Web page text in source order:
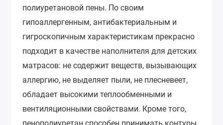
полиуретановой пены. По своим
гипоаллергенным, антибактериальным и
гигроскопичным характеристикам прекрасно
подходит в качестве наполнителя для детских
матрасов: не содержит веществ, вызывающих
аллергию, не выделяет пыли, не плесневеет,
обладает высокими теплообменными и
вентиляционными свойствами. Кроме того,